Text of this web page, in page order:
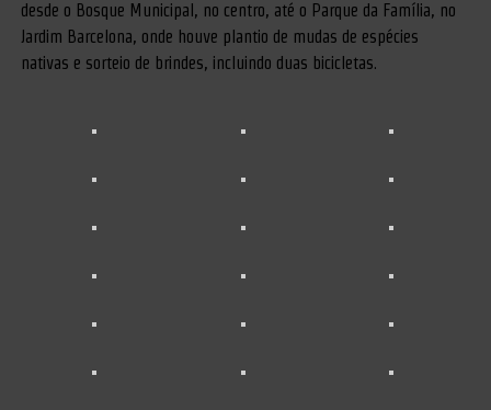
desde o Bosque Municipal, no centro, até o Parque da Família, no
Jardim Barcelona, onde houve plantio de mudas de espécies
nativas e sorteio de brindes, incluindo duas bicicletas.